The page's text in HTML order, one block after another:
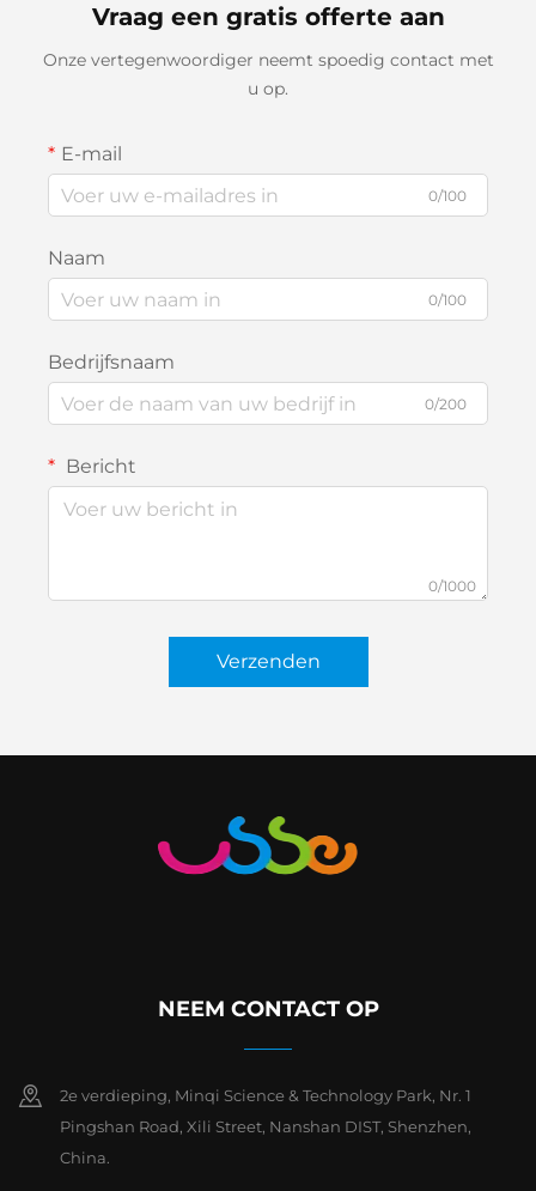
Vraag een gratis offerte aan
Onze vertegenwoordiger neemt spoedig contact met
u op.
E-mail
0/100
Naam
0/100
Bedrijfsnaam
0/200
Bericht
0/1000
Verzenden
NEEM CONTACT OP
2e verdieping, Minqi Science & Technology Park, Nr. 1
Pingshan Road, Xili Street, Nanshan DIST, Shenzhen,
China.